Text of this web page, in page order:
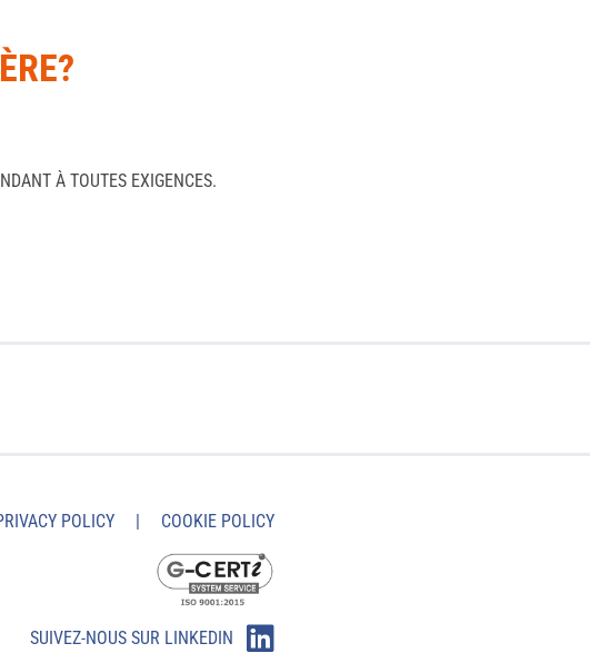
À TOUTES EXIGENCES.
POLICY | COOKIE POLICY
SUIVEZ-NOUS SUR LINKEDIN